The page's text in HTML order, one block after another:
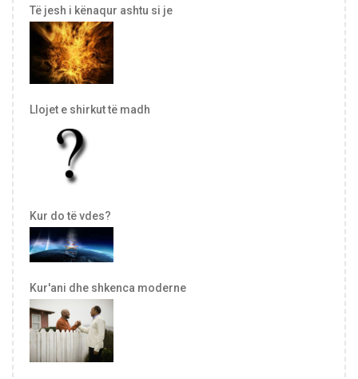
Të jesh i kënaqur ashtu si je
Llojet e shirkut të madh
Kur do të vdes?
Kur'ani dhe shkenca moderne